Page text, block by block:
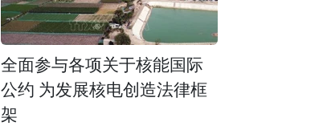
全面参与各项关于核能国际
公约 为发展核电创造法律框
架